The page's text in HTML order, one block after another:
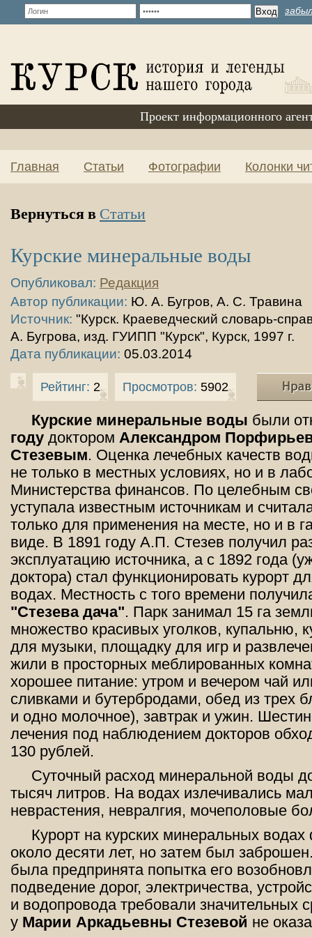
Проект информационного
Главная Статьи Фотографии Колонки
Вернуться в Статьи
Курские минеральные воды
Опубликовал: Редакция
Автор публикации: Ю. А. Бугров, А. С. Травина
Источник: "Курск. Краеведческий словарь-
А. Бугрова, изд. ГУИПП "Курск", Курск, 1997 г.
Дата публикации: 05.03.2014
Рейтинг: 2 Просмотров: 5902
Курские минеральные воды были
году доктором Александром
Стезевым. Оценка лечебных качеств
не только в местных условиях, но и в
Министерства финансов. По целебным
уступала известным источникам и
только для применения на месте, но и в
виде. В 1891 году А.П. Стезев получил
эксплуатацию источника, а с 1892 года
доктора) стал функционировать курорт
водах. Местность с того времени
"Стезева дача". Парк занимал 15 га
множество красивых уголков, купальню,
для музыки, площадку для игр и
жили в просторных меблированных
хорошее питание: утром и вечером чай
сливками и бутербродами, обед из трех
и одно молочное), завтрак и ужин.
лечения под наблюдением докторов
130 рублей.
Суточный расход минеральной воды
тысяч литров. На водах излечивались
неврастения, невралгия, мочеполовые
Курорт на курских минеральных
около десяти лет, но затем был
была предпринята попытка его
подведение дорог, электричества,
и водопровода требовали значительных
у Марии Аркадьевны Стезевой не